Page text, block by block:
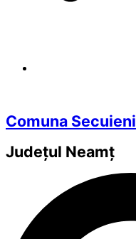
Comuna Secuieni
Județul Neamț